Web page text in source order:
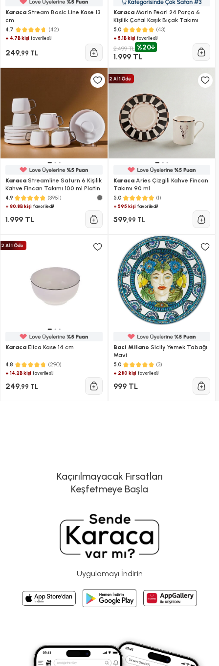
Karaca Stream Basic Line Kase 13
cm
4.7 (42)
+ 4.7B kişi favoriledi!
249,99 TL
KaracaMarin Pearl 24 Parça 6
Kişilik Çatal Kaşık Bıçak Takımı
5.0 (43)
+ 5.1B kişifavoriledi!
2.499 TL %20
1.999 TL
Karaca Streamline Saturn 6 Kişilik
Kahve Fincan Takımı 100 ml Platin
4.9 (3951)
+ 80.8B kişi favoriledi!
1.999 TL
KaracaAries Çizgili Kahve Fincan
Takımı 90 ml
5.0 (1)
+ 595 kişifavoriledi!
599,99 TL
Karaca Elica Kase 14 cm
4.8 (290)
+ 14.2B kişi favoriledi!
249,99 TL
Baci Milano Sicily Yemek Tabağı
Mavi
5.0 (3)
+ 280 kişifavoriledi!
999 TL
Kaçırılmayacak Fırsatları
Keşfetmeye Başla
Uygulamayı İndirin